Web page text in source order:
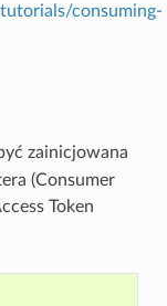
consuming-
zainicjowana
(Consumer
Token